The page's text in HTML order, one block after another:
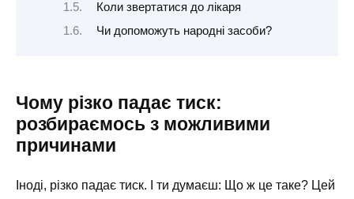
Коли звертатися до лікаря
Чи допоможуть народні засоби?
Чому різко падає тиск:
розбираємось з можливими
причинами
Іноді, різко падає тиск. І ти думаєш: Що ж це таке? Цей